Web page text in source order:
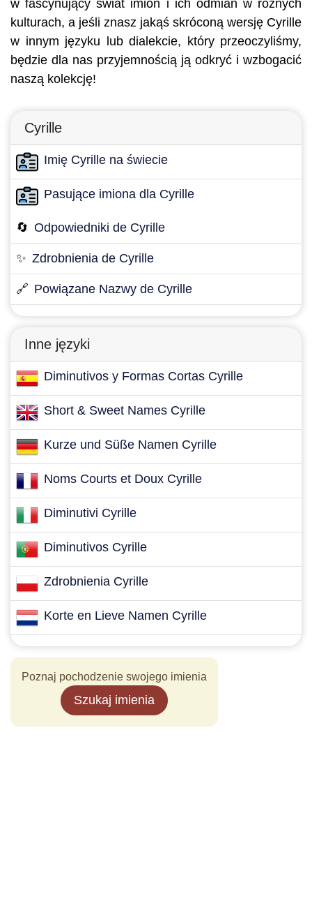
w fascynujący świat imion i ich odmian w różnych
kulturach, a jeśli znasz jakąś skróconą wersję Cyrille
w innym języku lub dialekcie, który przeoczyliśmy,
będzie dla nas przyjemnością ją odkryć i wzbogacić
naszą kolekcję!
Cyrille
Imię Cyrille na świecie
Pasujące imiona dla Cyrille
🔄 Odpowiedniki de Cyrille
✨ Zdrobnienia de Cyrille
🔗 Powiązane Nazwy de Cyrille
Inne języki
Diminutivos y Formas Cortas Cyrille
Short & Sweet Names Cyrille
Kurze und Süße Namen Cyrille
Noms Courts et Doux Cyrille
Diminutivi Cyrille
Diminutivos Cyrille
Zdrobnienia Cyrille
Korte en Lieve Namen Cyrille
Poznaj pochodzenie swojego imienia
Szukaj imienia